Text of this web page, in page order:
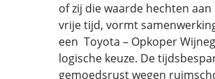
of zij die waarde hechten aan
vrije tijd, vormt
een Toyota – Opkoper
logische keuze. De
gemoedsrust wegen